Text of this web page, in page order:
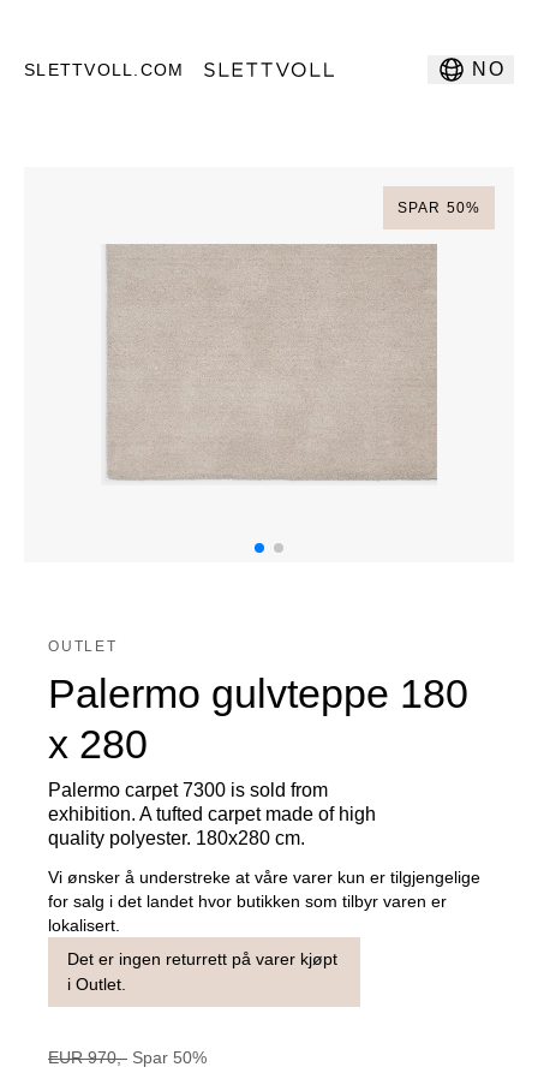
SLETTVOLL.COM NO
SPAR 50%
OUTLET
Palermo gulvteppe 180
x 280
Palermo carpet 7300 is sold from
exhibition. A tufted carpet made of high
quality polyester. 180x280 cm.
Vi ønsker å understreke at våre varer kun er tilgjengelige
for salg i det landet hvor butikken som tilbyr varen er
lokalisert.
Det er ingen returrett på varer kjøpt
i Outlet.
EUR 970,- Spar 50%